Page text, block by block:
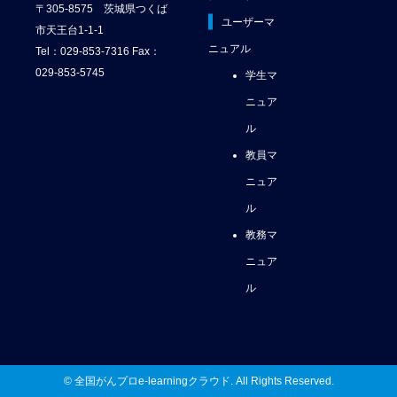
〒305-8575 茨城県つくば
市天王台1-1-1
Tel：029-853-7316 Fax：
029-853-5745
ユーザーマ
ニュアル
学生マ
ニュア
ル
教員マ
ニュア
ル
教務マ
ニュア
ル
© 全国がんプロe-learningクラウド. All Rights Reserved.